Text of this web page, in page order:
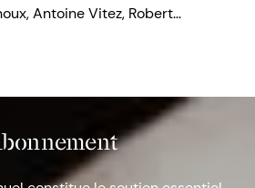
Antoine Vitez, Robert…